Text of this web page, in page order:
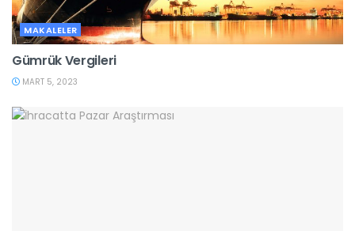
MAKALELER
Gümrük Vergileri
MART 5, 2023